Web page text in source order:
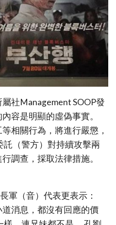
社Management SOOP發
容是明顯的虛偽事實。
相關行為，將進行嚴懲，
託（警方）對持續攻擊兩
調查，採取法律措施。
軍（音）代表更表示：
道消息，都沒有回應的價